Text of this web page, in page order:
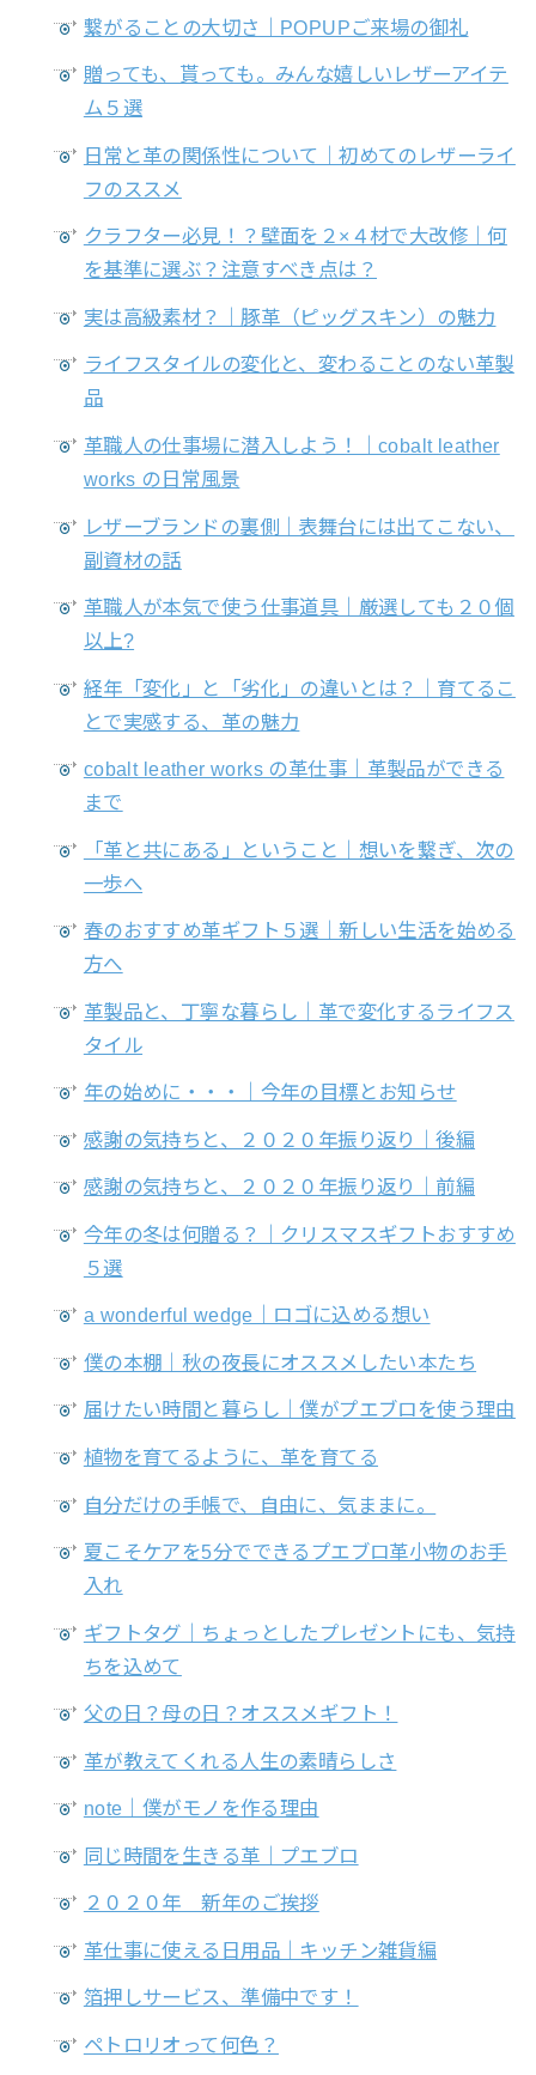
繋がることの大切さ｜POPUPご来場の御礼
贈っても、貰っても。みんな嬉しいレザーアイテ
ム５選
日常と革の関係性について｜初めてのレザーライ
フのススメ
クラフター必見！？壁面を２×４材で大改修｜何
を基準に選ぶ？注意すべき点は？
実は高級素材？｜豚革（ピッグスキン）の魅力
ライフスタイルの変化と、変わることのない革製
品
革職人の仕事場に潜入しよう！｜cobalt leather
works の日常風景
レザーブランドの裏側｜表舞台には出てこない、
副資材の話
革職人が本気で使う仕事道具｜厳選しても２０個
以上?
経年「変化」と「劣化」の違いとは？｜育てるこ
とで実感する、革の魅力
cobalt leather works の革仕事｜革製品ができる
まで
「革と共にある」ということ｜想いを繋ぎ、次の
一歩へ
春のおすすめ革ギフト５選｜新しい生活を始める
方へ
革製品と、丁寧な暮らし｜革で変化するライフス
タイル
年の始めに・・・｜今年の目標とお知らせ
感謝の気持ちと、２０２０年振り返り｜後編
感謝の気持ちと、２０２０年振り返り｜前編
今年の冬は何贈る？｜クリスマスギフトおすすめ
５選
a wonderful wedge｜ロゴに込める想い
僕の本棚｜秋の夜長にオススメしたい本たち
届けたい時間と暮らし｜僕がプエブロを使う理由
植物を育てるように、革を育てる
自分だけの手帳で、自由に、気ままに。
夏こそケアを5分でできるプエブロ革小物のお手
入れ
ギフトタグ｜ちょっとしたプレゼントにも、気持
ちを込めて
父の日？母の日？オススメギフト！
革が教えてくれる人生の素晴らしさ
note｜僕がモノを作る理由
同じ時間を生きる革｜プエブロ
２０２０年 新年のご挨拶
革仕事に使える日用品｜キッチン雑貨編
箔押しサービス、準備中です！
ペトロリオって何色？